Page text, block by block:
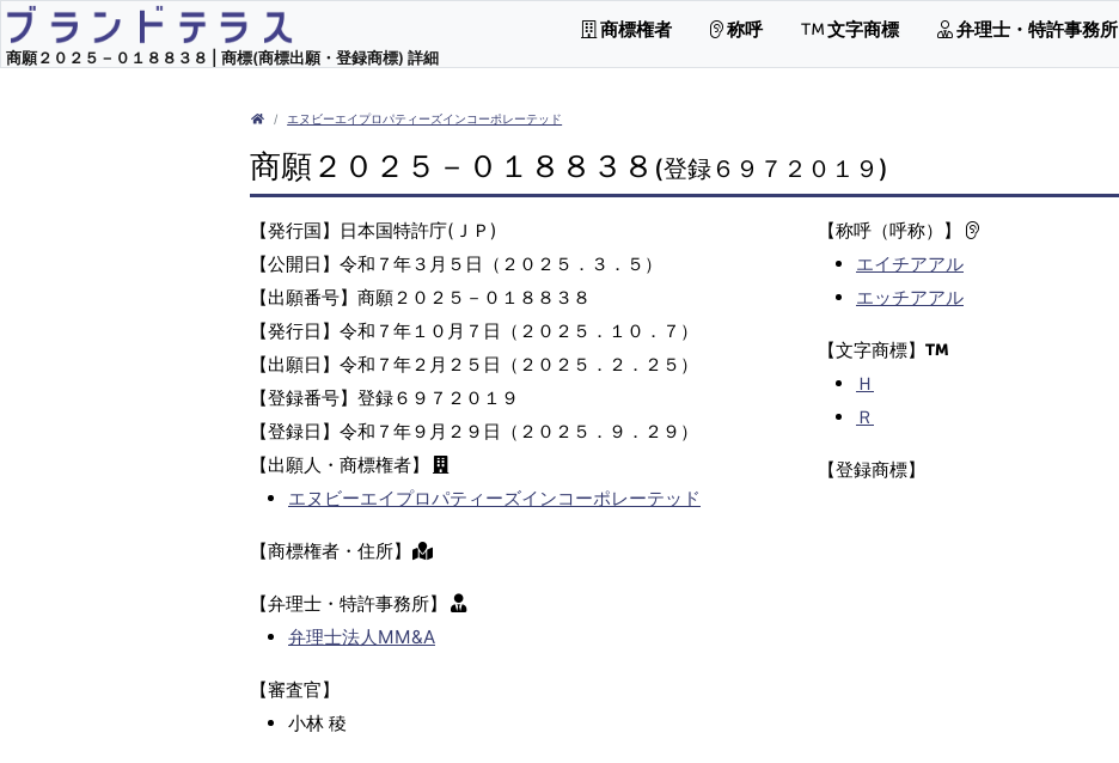
商願２０２５－０１８８３８ | 商標(商標出願・登録商標) 詳細
商標権者 称呼 文字商標 弁理士・特許事務所
エヌビーエイプロパティーズインコーポレーテッド
商願２０２５－０１８８３８ (登録６９７２０１９)
【発行国】日本国特許庁(ＪＰ)
【公開日】令和７年３月５日（２０２５．３．５）
【出願番号】商願２０２５－０１８８３８
【発行日】令和７年１０月７日（２０２５．１０．７）
【出願日】令和７年２月２５日（２０２５．２．２５）
【登録番号】登録６９７２０１９
【登録日】令和７年９月２９日（２０２５．９．２９）
【出願人・商標権者】
エヌビーエイプロパティーズインコーポレーテッド
【商標権者・住所】
【弁理士・特許事務所】
弁理士法人MM&A
【審査官】
小林 稜
【称呼（呼称）】
エイチアアル
エッチアアル
【文字商標】
Ｈ
Ｒ
【登録商標】